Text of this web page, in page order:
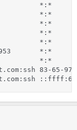
*:*
*:*
*:*
*:*
*:*
*:*
*:*
83-65-97-